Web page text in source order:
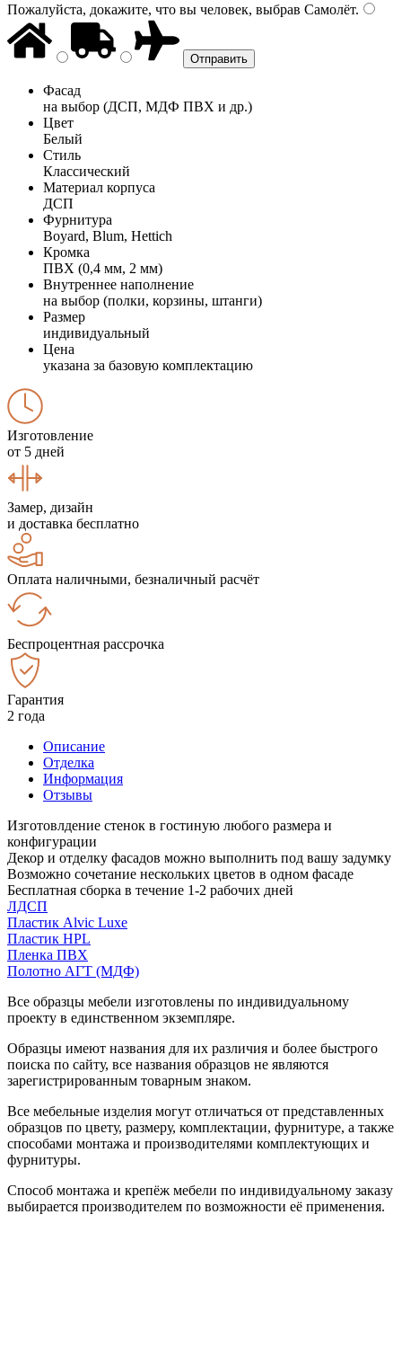
Пожалуйста, докажите, что вы человек, выбрав Самолёт.
Фасад
на выбор (ДСП, МДФ ПВХ и др.)
Цвет
Белый
Стиль
Классический
Материал корпуса
ДСП
Фурнитура
Boyard, Blum, Hettich
Кромка
ПВХ (0,4 мм, 2 мм)
Внутреннее наполнение
на выбор (полки, корзины, штанги)
Размер
индивидуальный
Цена
указана за базовую комплектацию
Изготовление
от 5 дней
Замер, дизайн
и доставка бесплатно
Оплата наличными, безналичный расчёт
Беспроцентная рассрочка
Гарантия
2 года
Описание
Отделка
Информация
Отзывы
Изготовлдение стенок в гостиную любого размера и
конфигурации
Декор и отделку фасадов можно выполнить под вашу задумку
Возможно сочетание нескольких цветов в одном фасаде
Бесплатная сборка в течение 1-2 рабочих дней
ЛДСП
Пластик Alvic Luxe
Пластик HPL
Пленка ПВХ
Полотно АГТ (МДФ)
Все образцы мебели изготовлены по индивидуальному
проекту в единственном экземпляре.
Образцы имеют названия для их различия и более быстрого
поиска по сайту, все названия образцов не являются
зарегистрированным товарным знаком.
Все мебельные изделия могут отличаться от представленных
образцов по цвету, размеру, комплектации, фурнитуре, а также
способами монтажа и производителями комплектующих и
фурнитуры.
Способ монтажа и крепёж мебели по индивидуальному заказу
выбирается производителем по возможности её применения.